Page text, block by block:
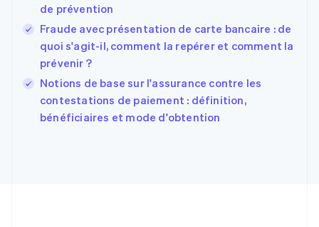
de prévention
Fraude avec présentation de carte bancaire : de
quoi s'agit-il, comment la repérer et comment la
prévenir ?
Notions de base sur l'assurance contre les
contestations de paiement : définition,
bénéficiaires et mode d'obtention
EnglishEspañol简体中文
Finlande
EnglishSvenska
France
FrançaisEnglish
Gibraltar
English
Grèce